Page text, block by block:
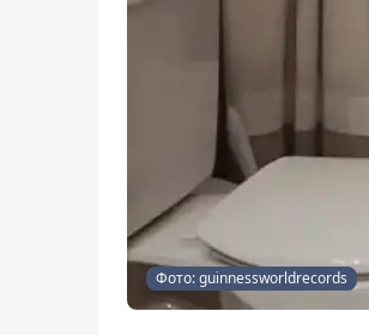
Фото: guinnessworldrecords